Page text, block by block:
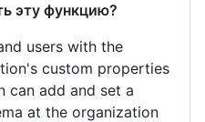
эту функцию?
users with the
custom properties
can add and set a
at the organization